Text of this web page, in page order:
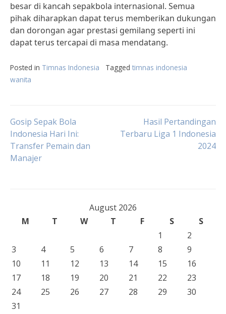
besar di kancah sepakbola internasional. Semua
pihak diharapkan dapat terus memberikan dukungan
dan dorongan agar prestasi gemilang seperti ini
dapat terus tercapai di masa mendatang.
Posted in Timnas Indonesia Tagged timnas indonesia
wanita
Post
navigation
Gosip Sepak Bola
Indonesia Hari Ini:
Transfer Pemain dan
Manajer
Hasil Pertandingan
Terbaru Liga 1 Indonesia
2024
August 2026
M
T W T F S
S
1
2
3
4 5 6 7 8
9
10
11 12 13 14 15
16
17
18 19 20 21 22
23
24
25 26 27 28 29
30
31